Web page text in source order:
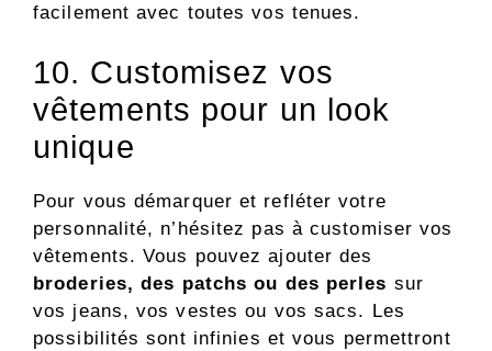
facilement avec toutes vos tenues.
10. Customisez vos
vêtements pour un look
unique
Pour vous démarquer et refléter votre
personnalité, n’hésitez pas à customiser vos
vêtements. Vous pouvez ajouter des
broderies, des patchs ou des perles sur
vos jeans, vos vestes ou vos sacs. Les
possibilités sont infinies et vous permettront